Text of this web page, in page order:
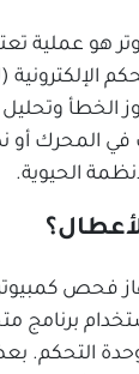
هو عملية
الخطأ وتحليل
المحرك أو
الحيوية.
التحكم.